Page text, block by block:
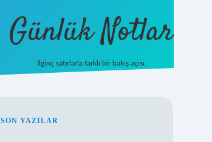
Günlük Notlar
İlginç satırlarla farklı bir bakış açısı.
SIDEBAR
SON YAZILAR